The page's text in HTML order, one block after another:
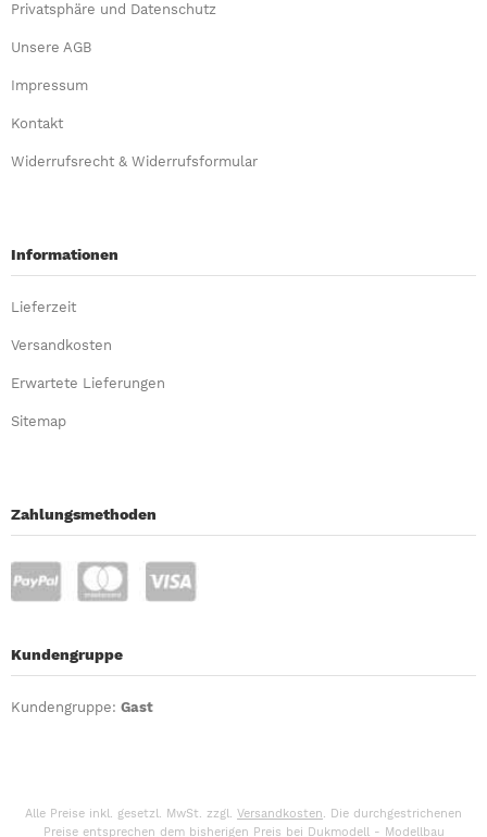
Privatsphäre und Datenschutz
Unsere AGB
Impressum
Kontakt
Widerrufsrecht & Widerrufsformular
Informationen
Lieferzeit
Versandkosten
Erwartete Lieferungen
Sitemap
Zahlungsmethoden
Kundengruppe
Kundengruppe: Gast
Alle Preise inkl. gesetzl. MwSt. zzgl. Versandkosten. Die durchgestrichenen
Preise entsprechen dem bisherigen Preis bei Dukmodell - Modellbau